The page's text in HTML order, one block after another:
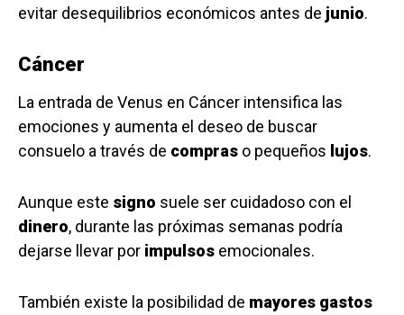
evitar desequilibrios económicos antes de junio.
Cáncer
La entrada de Venus en Cáncer intensifica las
emociones y aumenta el deseo de buscar
consuelo a través de compras o pequeños lujos.
Aunque este signo suele ser cuidadoso con el
dinero, durante las próximas semanas podría
dejarse llevar por impulsos emocionales.
También existe la posibilidad de mayores gastos